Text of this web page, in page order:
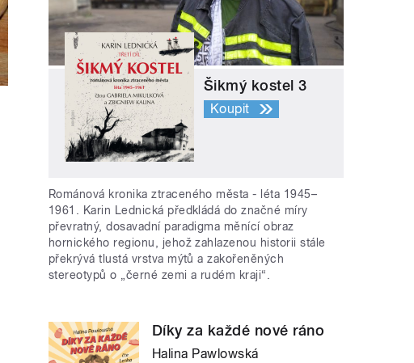
Šikmý kostel 3
Koupit
Románová kronika ztraceného města - léta 1945–
1961. Karin Lednická předkládá do značné míry
převratný, dosavadní paradigma měnící obraz
hornického regionu, jehož zahlazenou historii stále
překrývá tlustá vrstva mýtů a zakořeněných
stereotypů o „černé zemi a rudém kraji“.
Díky za každé nové ráno
Halina Pawlowská